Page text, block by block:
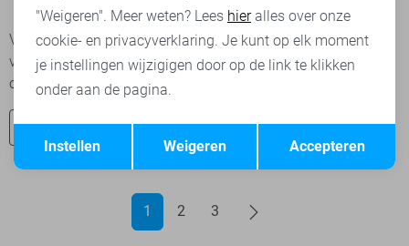
Vila is een geliefd damesmodemerk dat bekendstaat om zijn
vrouwelijke, elegante en toegankelijke stijl. Het Deense merk,
onderdeel van de Bestseller-groep,...
Ontdek nu
1 2 3
Terug Opslaan
"Weigeren". Meer weten? Lees hieralles over onze
cookie- en privacyverklaring. Je kunt op elk moment
je instellingen wijzigigen door op de link te klikken
onder aan de pagina.
Accepteren
Weigeren
Instellen